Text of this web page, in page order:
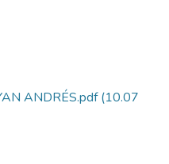
ANDRÉS.pdf(10.07